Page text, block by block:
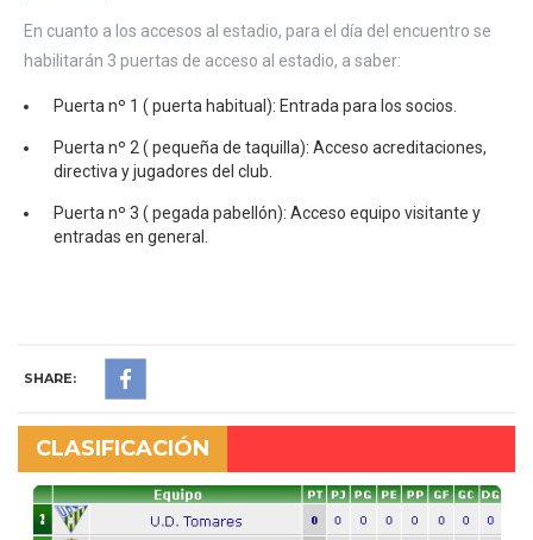
En cuanto a los accesos al estadio, para el día del encuentro se
habilitarán 3 puertas de acceso al estadio, a saber:
Puerta nº 1 ( puerta habitual): Entrada para los socios.
Puerta nº 2 ( pequeña de taquilla): Acceso acreditaciones,
directiva y jugadores del club.
Puerta nº 3 ( pegada pabellón): Acceso equipo visitante y
entradas en general.
SHARE:
CLASIFICACIÓN